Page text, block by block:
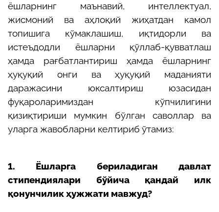
ёшларнинг маънавий, интеллектуал,
жисмоний ва аҳлоқий жиҳатдан камол
топишига кўмаклашиш, иқтидорли ва
истеъдодли ёшларни қўллаб-қувватлаш
ҳамда рағбатлантириш ҳамда ёшларнинг
ҳуқуқий онги ва ҳуқуқий маданияти
даражасини юксалтириш юзасидан
фуқароларимиздан кўпчилигини
қизиқтириши мумкин бўлган саволлар ва
уларга жавобларни келтириб ўтамиз:
1. Ёшларга бериладиган давлат
стипендиялари бўйича қандай илк
қонунчилик ҳужжати мавжуд?